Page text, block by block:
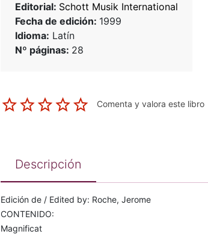
Editorial: Schott Musik International
Fecha de edición: 1999
Idioma: Latín
Nº páginas: 28
Comenta y valora este libro
Descripción
Edición de / Edited by: Roche, Jerome
CONTENIDO:
Magnificat